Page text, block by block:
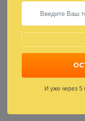
И уже через